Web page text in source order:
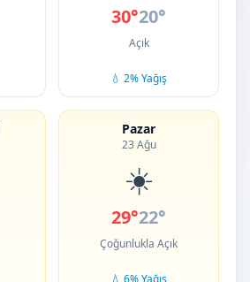
30°20°
Açık
💧 2% Yağış
Pazar
23 Ağu
☀️
29°22°
Çoğunlukla Açık
💧 6% Yağış